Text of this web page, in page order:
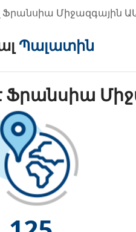
Միջազգային
Պալատին
Ֆրանսիա